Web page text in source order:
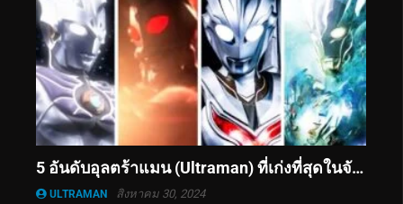
5 อันดับอุลตร้าแมน (Ultraman) ที่เก่งที่สุดในจักรวาล
ULTRAMAN สิงหาคม 30, 2024